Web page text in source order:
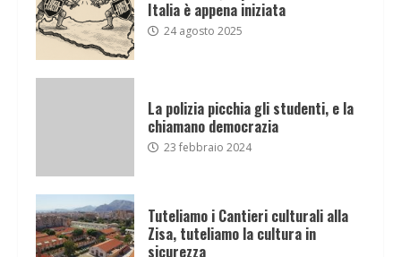
Italia è appena iniziata
24 agosto 2025
La polizia picchia gli studenti, e la
chiamano democrazia
23 febbraio 2024
Tuteliamo i Cantieri culturali alla
Zisa, tuteliamo la cultura in
sicurezza